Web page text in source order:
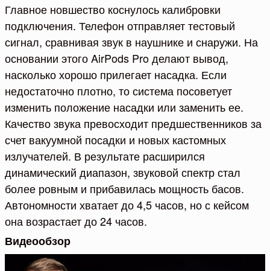
Главное новшество коснулось калибровки
подключения. Телефон отправляет тестовый
сигнал, сравнивая звук в наушнике и снаружи. На
основании этого AirPods Pro делают вывод,
насколько хорошо прилегает насадка. Если
недостаточно плотно, то система посоветует
изменить положение насадки или заменить ее.
Качество звука превосходит предшественников за
счет вакуумной посадки и новых кастомных
излучателей. В результате расширился
динамический диапазон, звуковой спектр стал
более ровным и прибавилась мощность басов.
Автономности хватает до 4,5 часов, но с кейсом
она возрастает до 24 часов.
Видеообзор